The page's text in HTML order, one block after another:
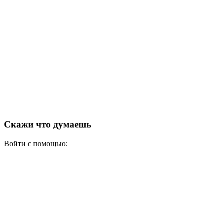
Скажи что думаешь
Войти с помощью: